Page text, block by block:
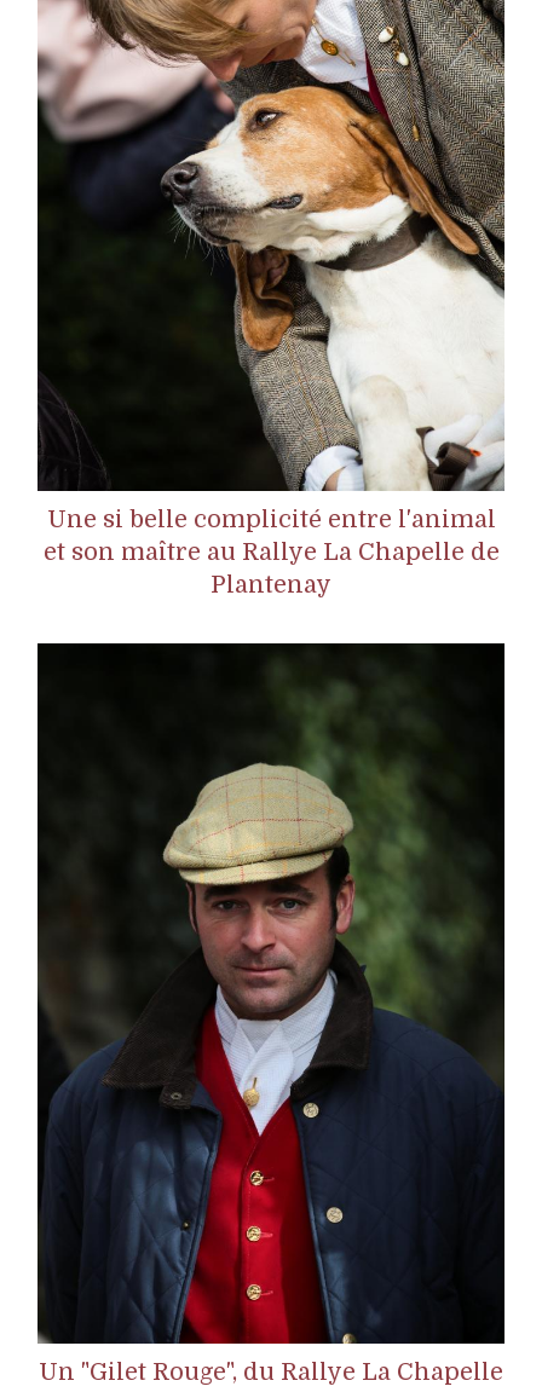
Une si belle complicité entre l'animal
et son maître au Rallye La Chapelle de
Plantenay
Un "Gilet Rouge", du Rallye La Chapelle